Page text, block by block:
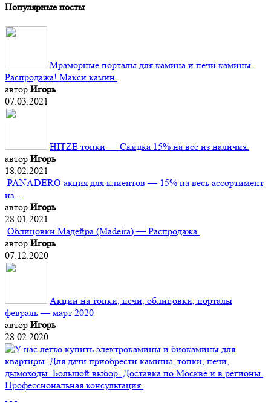
Популярные посты
Мраморные порталы для камина и печи камины.
Распродажа! Макси камин.
автор Игорь
07.03.2021
HITZE топки — Скидка 15% на все из наличия.
автор Игорь
18.02.2021
PANADERO акция для клиентов — 15% на весь ассортимент
из ...
автор Игорь
28.01.2021
Облицовки Мадейра (Мadeira) — Распродажа.
автор Игорь
07.12.2020
Акции на топки, печи, облицовки, порталы
февраль — март 2020
автор Игорь
28.02.2020